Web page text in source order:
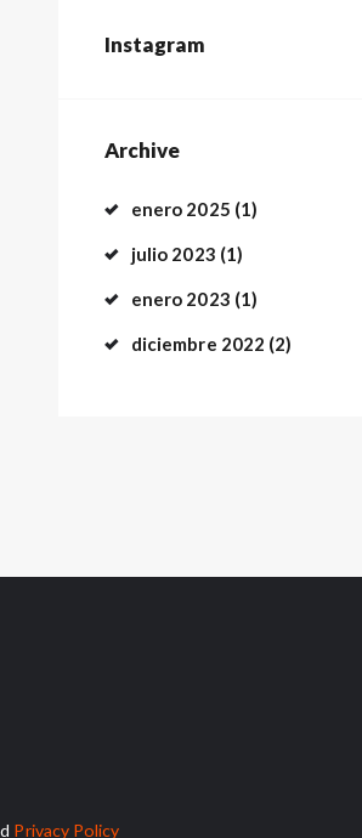
Instagram
Archive
enero 2025 (1)
julio 2023 (1)
enero 2023 (1)
diciembre 2022 (2)
Privacy Policy